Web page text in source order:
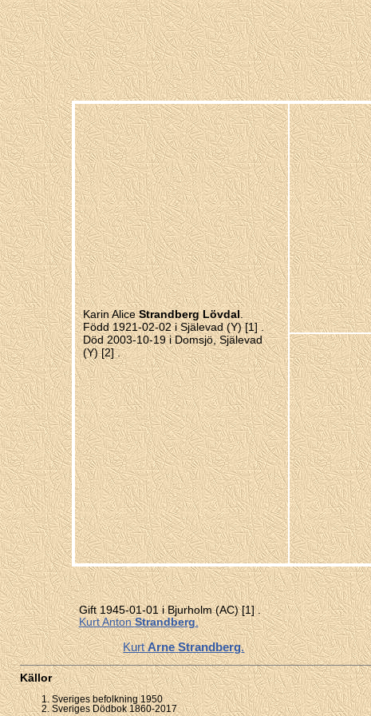
Karin AliceStrandberg Lövdal.
Född 1921-02-02 i Själevad (Y)[1].
Död 2003-10-19 i Domsjö, Själevad
(Y)[2].
Gift 1945-01-01 i Bjurholm (AC)[1].
Kurt AntonStrandberg.
KurtArne Strandberg.
Källor
Sveriges befolkning 1950
Sveriges Dödbok 1860-2017